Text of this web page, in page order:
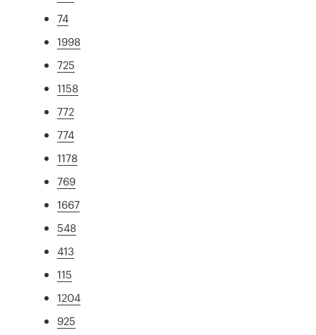
74
1998
725
1158
772
774
1178
769
1667
548
413
115
1204
925